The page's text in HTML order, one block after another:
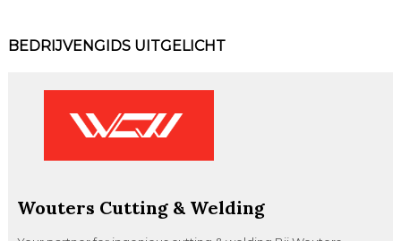
BEDRIJVENGIDS UITGELICHT
Wouters Cutting & Welding